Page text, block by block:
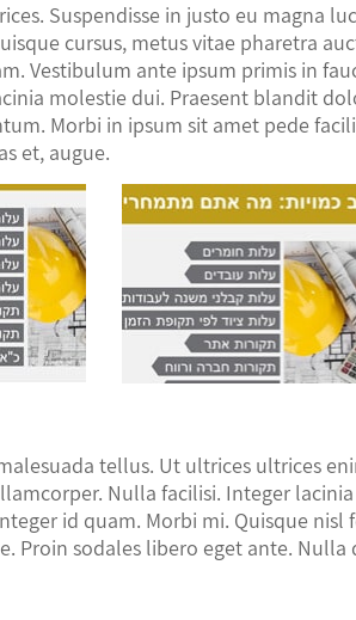
Suspendisse in justo eu magna
cursus, metus vitae pharetra
Vestibulum ante ipsum primis in
molestie dui. Praesent blandit
Morbi in ipsum sit amet pede
et, augue.
tellus. Ut ultrices ultrices
Nulla facilisi. Integer
id quam. Morbi mi. Quisque nisl
Proin sodales libero eget ante. Nulla